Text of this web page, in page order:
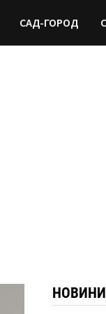
САД-ГОРОД
НОВИНИ